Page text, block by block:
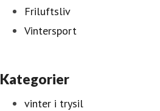
Friluftsliv
Vintersport
Kategorier
vinter i trysil